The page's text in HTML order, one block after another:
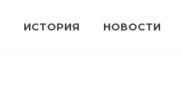
ИСТОРИЯ НОВОСТИ